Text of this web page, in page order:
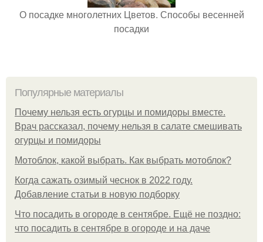
О посадке многолетних Цветов. Способы весенней
посадки
Популярные материалы
Почему нельзя есть огурцы и помидоры вместе.
Врач рассказал, почему нельзя в салате смешивать
огурцы и помидоры
Мотоблок, какой выбрать. Как выбрать мотоблок?
Когда сажать озимый чеснок в 2022 году.
Добавление статьи в новую подборку
Что посадить в огороде в сентябре. Ещё не поздно:
что посадить в сентябре в огороде и на даче